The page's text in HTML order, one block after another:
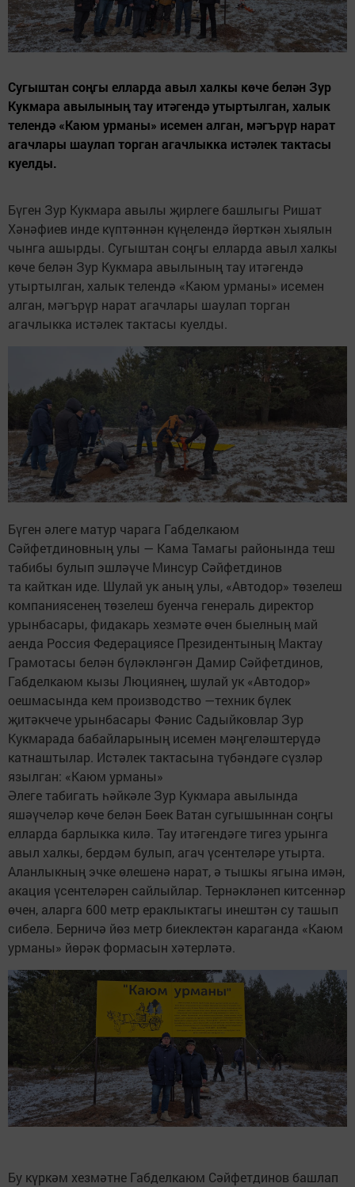
Сугыштан соңгы елларда авыл халкы көче белән Зур
Кукмара авылының тау итәгендә утыртылган, халык
телендә «Каюм урманы» исемен алган, мәгърүр нарат
агачлары шаулап торган агачлыкка истәлек тактасы
куелды.
Бүген Зур Кукмара авылы җирлеге башлыгы Ришат
Хәнәфиев инде күптәннән күңелендә йөрткән хыялын
чынга ашырды. Сугыштан соңгы елларда авыл халкы
көче белән Зур Кукмара авылының тау итәгендә
утыртылган, халык телендә «Каюм урманы» исемен
алган, мәгърүр нарат агачлары шаулап торган
агачлыкка истәлек тактасы куелды.
Бүген әлеге матур чарага Габделкаюм
Сәйфетдиновның улы — Кама Тамагы районында теш
табибы булып эшләүче Минсур Сәйфетдинов
та кайткан иде. Шулай ук аның улы, «Автодор» төзелеш
компаниясенең төзелеш буенча генераль директор
урынбасары, фидакарь хезмәте өчен быелның май
аенда Россия Федерациясе Президентының Мактау
Грамотасы белән бүләкләнгән Дамир Сәйфетдинов,
Габделкаюм кызы Люциянең, шулай ук «Автодор»
оешмасында кем производство —техник бүлек
җитәкчече урынбасары Фәнис Садыйковлар Зур
Кукмарада бабайларының исемен мәңгеләштерүдә
катнаштылар. Истәлек тактасына түбәндәге сүзләр
язылган: «Каюм урманы»
Әлеге табигать һәйкәле Зур Кукмара авылында
яшәүчеләр көче белән Бөек Ватан сугышыннан соңгы
елларда барлыкка килә. Тау итәгендәге тигез урынга
авыл халкы, бердәм булып, агач үсентеләре утырта.
Аланлыкның эчке өлешенә нарат, ә тышкы ягына имән,
акация үсентеләрен сайлыйлар. Тернәкләнеп китсеннәр
өчен, аларга 600 метр ераклыктагы инештән су ташып
сибелә. Берничә йөз метр биеклектән караганда «Каюм
урманы» йөрәк формасын хәтерләтә.
Бу күркәм хезмәтне Габделкаюм Сәйфетдинов башлап